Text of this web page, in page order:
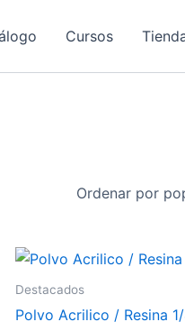
Cursos
Destacados
Polvo Acrilico / Resina